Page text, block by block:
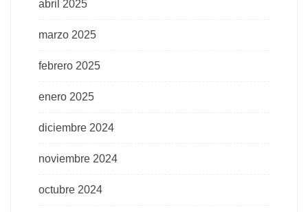
abril 2025
marzo 2025
febrero 2025
enero 2025
diciembre 2024
noviembre 2024
octubre 2024